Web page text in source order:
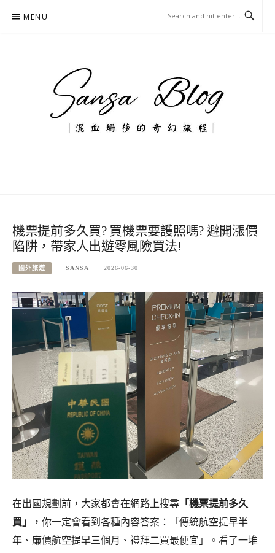
MENU
機票提前多久買? 買機票要護照嗎? 避開漲價
陷阱，帶家人出遊零風險買法!
國外旅遊 SANSA 2026-06-30
在出國規劃前，大家都會在網路上搜尋 「機票提前多久
買」
，你一定會看到各種內容答案：「傳統航空提早半
年、廉價航空提早三個月、禮拜二買最便宜」。看了一堆